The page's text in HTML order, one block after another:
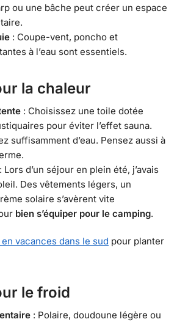
ou une bâche peut créer un espace
: Coupe-vent, poncho et
à l’eau sont essentiels.
la chaleur
: Choisissez une toile dotée
pour éviter l’effet sauna.
suffisamment d’eau. Pensez aussi à
: Lors d’un séjour en plein été, j’avais
Des vêtements légers, un
solaire s’avèrent vite
bien s’équiper pour le camping.
vacances dans le sud pour planter
le froid
: Polaire, doudoune légère ou